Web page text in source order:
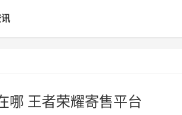
哪 王者荣耀寄售平台